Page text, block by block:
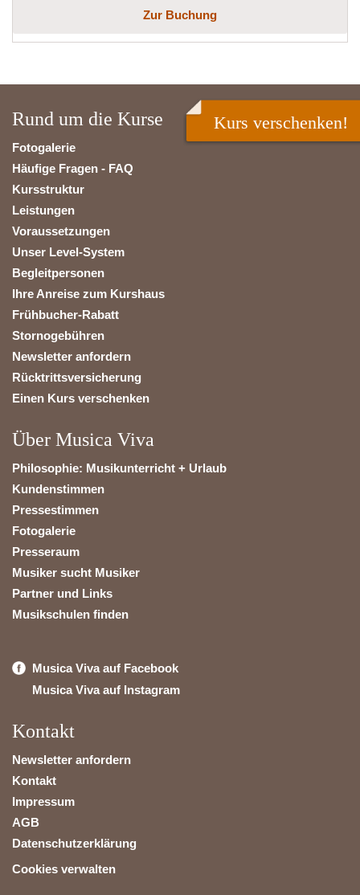
Zur Buchung
Rund um die Kurse
Fotogalerie
Häufige Fragen - FAQ
Kursstruktur
Leistungen
Voraussetzungen
Unser Level-System
Begleitpersonen
Ihre Anreise zum Kurshaus
Frühbucher-Rabatt
Stornogebühren
Newsletter anfordern
Rücktrittsversicherung
Einen Kurs verschenken
Über Musica Viva
Philosophie: Musikunterricht + Urlaub
Kundenstimmen
Pressestimmen
Fotogalerie
Presseraum
Musiker sucht Musiker
Partner und Links
Musikschulen finden
Musica Viva auf Facebook
Musica Viva auf Instagram
Kontakt
Newsletter anfordern
Kontakt
Impressum
AGB
Datenschutzerklärung
Cookies verwalten
Kurs verschenken!